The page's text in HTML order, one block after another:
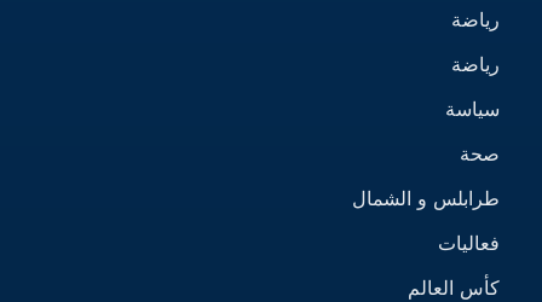
رياضة
رياضة
سياسة
صحة
طرابلس و الشمال
فعاليات
كأس العالم